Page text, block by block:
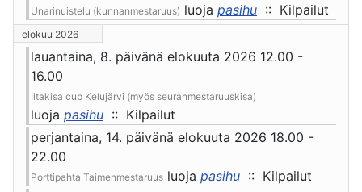
Unarinuistelu (kunnanmestaruus) luoja pasihu :: Kilpailut
elokuu 2026
lauantaina, 8. päivänä elokuuta 2026 12.00 -
16.00
Iltakisa cup Kelujärvi (myös seuranmestaruuskisa)
luoja pasihu :: Kilpailut
perjantaina, 14. päivänä elokuuta 2026 18.00 -
22.00
Porttipahta Taimenmestaruus luoja pasihu :: Kilpailut